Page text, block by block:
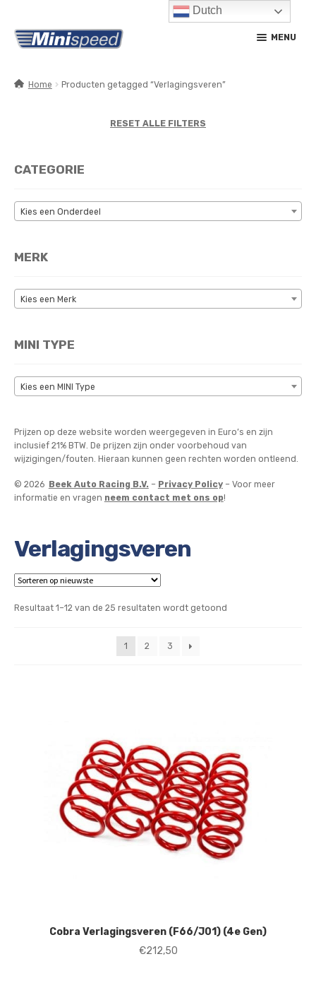
Ga
door
navigatie
Ga
naar
inhoud
MENU
CONTACT
MIJN ACCOUNT
Home Producten getagged “Verlagingsveren”
Verlagingsveren
Resultaat 1–12 van de 25 resultaten wordt getoondGesorteerd
1
2 3
Cobra Verlagingsveren (F66/J01) (4e Gen)
€212,50
RESET ALLE FILTERS
CATEGORIE
Kies een Onderdeel
MERK
Kies een Merk
MINI TYPE
Kies een MINI Type
Prijzen op deze website worden weergegeven in Euro’s en zijn
inclusief 21% BTW. De prijzen zijn onder voorbehoud van
wijzigingen/fouten. Hieraan kunnen geen rechten worden ontleend.
© 2026 Beek Auto Racing B.V. – Privacy Policy– Voor meer
informatie en vragen neem contact met ons op!
Dutch